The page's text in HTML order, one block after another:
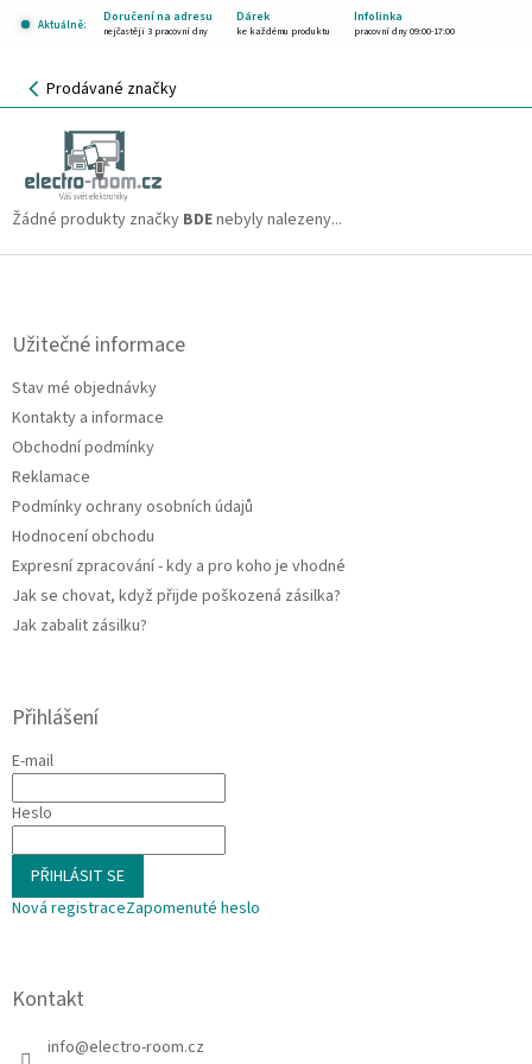
Aktuálně:
Doručení na adresu Dárek Infolinka
nejčastěji 3 pracovní dny ke každému produktu pracovní dny 09:00-17:00
NÁKUPNÍ
KOŠÍK
Prodávané značky
Žádné produkty značky BDEnebyly nalezeny...
Z
Užitečné informace
Stav mé objednávky
Kontakty a informace
Obchodní podmínky
Reklamace
Podmínky ochrany osobních údajů
Hodnocení obchodu
Expresní zpracování - kdy a pro koho je vhodné
Jak se chovat, když přijde poškozená zásilka?
Jak zabalit zásilku?
Přihlášení
E-mail
Heslo
PŘIHLÁSIT SE
Nová registraceZapomenuté heslo
Kontakt
info@electro-room.cz